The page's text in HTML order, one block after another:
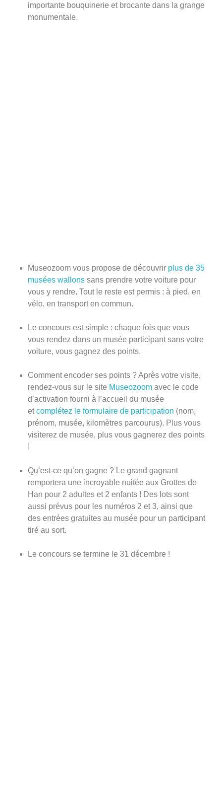
importante bouquinerie et brocante dans la grange
monumentale.
Museozoom vous propose de découvrir plus de 35
musées wallons sans prendre votre voiture pour
vous y rendre. Tout le reste est permis : à pied, en
vélo, en transport en commun.
Le concours est simple : chaque fois que vous
vous rendez dans un musée participant sans votre
voiture, vous gagnez des points.
Comment encoder ses points ? Après votre visite,
rendez-vous sur le site Museozoom avec le code
d’activation fourni à l’accueil du musée
etcomplétez le formulaire de participation (nom,
prénom, musée, kilomètres parcourus). Plus vous
visiterez de musée, plus vous gagnerez des points
!
Qu’est-ce qu’on gagne ? Le grand gagnant
remportera une incroyable nuitée aux Grottes de
Han pour 2 adultes et 2 enfants ! Des lots sont
aussi prévus pour les numéros 2 et 3, ainsi que
des entrées gratuites au musée pour un participant
tiré au sort.
Le concours se termine le 31 décembre !